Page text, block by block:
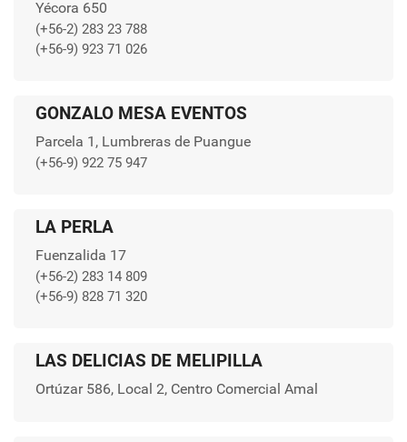
Yécora 650
(+56-2) 283 23 788
(+56-9) 923 71 026
GONZALO MESA EVENTOS
Parcela 1, Lumbreras de Puangue
(+56-9) 922 75 947
LA PERLA
Fuenzalida 17
(+56-2) 283 14 809
(+56-9) 828 71 320
LAS DELICIAS DE MELIPILLA
Ortúzar 586, Local 2, Centro Comercial Amal